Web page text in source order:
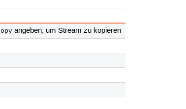
angeben, um Stream zu kopieren